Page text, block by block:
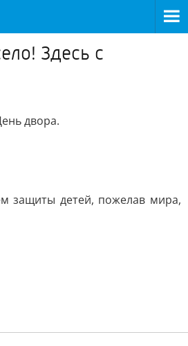
Здесь с
двора.
защиты детей, пожелав мира,